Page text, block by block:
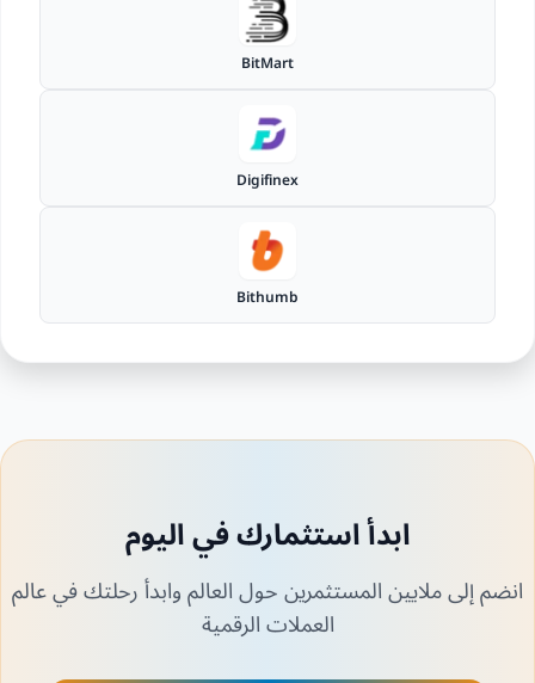
BitMart
Digifinex
Bithumb
ابدأ استثمارك في اليوم
انضم إلى ملايين المستثمرين حول العالم وابدأ رحلتك في عالم
العملات الرقمية